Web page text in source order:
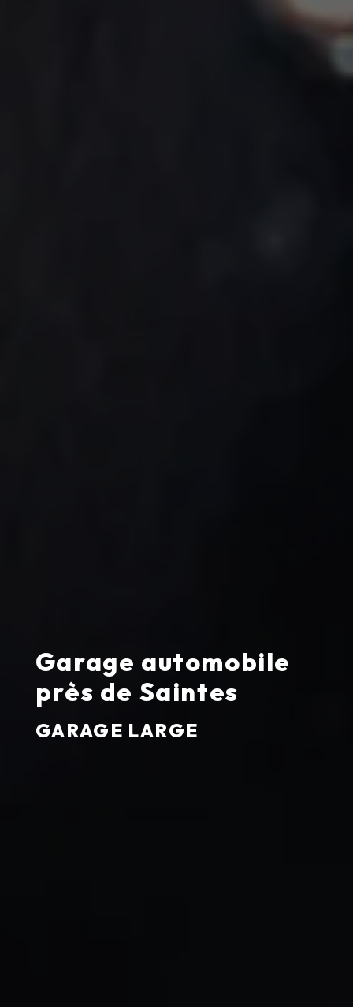
Garage automobile
près de Saintes
GARAGE LARGE